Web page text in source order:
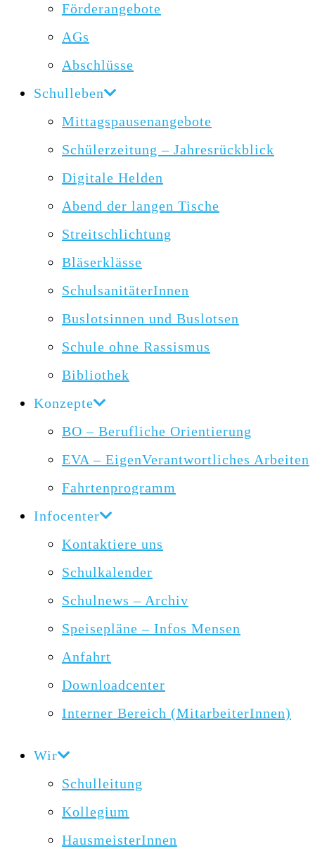
Förderangebote
AGs
Abschlüsse
Schulleben
Mittagspausenangebote
Schülerzeitung – Jahresrückblick
Digitale Helden
Abend der langen Tische
Streitschlichtung
Bläserklässe
SchulsanitäterInnen
Buslotsinnen und Buslotsen
Schule ohne Rassismus
Bibliothek
Konzepte
BO – Berufliche Orientierung
EVA – EigenVerantwortliches Arbeiten
Fahrtenprogramm
Infocenter
Kontaktiere uns
Schulkalender
Schulnews – Archiv
Speisepläne – Infos Mensen
Anfahrt
Downloadcenter
Interner Bereich (MitarbeiterInnen)
Wir
Schulleitung
Kollegium
HausmeisterInnen